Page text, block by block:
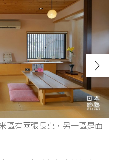
區有兩張長桌，另一區是面